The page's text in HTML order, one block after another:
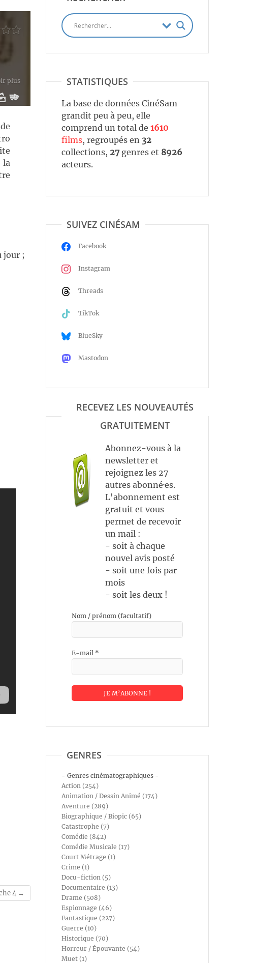
plus
la
jour ;
4 →
STATISTIQUES
La base de données CinéSam
grandit peu à peu, elle
comprend un total de 1610
films, regroupés en 32
collections, 27genres et 8926
acteurs.
SUIVEZ CINÉSAM
Facebook
Instagram
Threads
TikTok
BlueSky
Mastodon
RECEVEZ LES NOUVEAUTÉS
GRATUITEMENT
Abonnez-vous à la
newsletter et
rejoignez les 27
autres abonné·es.
L'abonnement est
gratuit et vous
permet de recevoir
un mail :
- soit à chaque
nouvel avis posté
- soit une fois par
mois
- soit les deux !
Nom / prénom (facultatif)
E-mail *
GENRES
- Genres cinématographiques -
Action (254)
Animation / Dessin Animé (174)
Aventure (289)
Biographique / Biopic (65)
Catastrophe (7)
Comédie (842)
Comédie Musicale (17)
Court Métrage (1)
Crime (1)
Docu-fiction (5)
Documentaire (13)
Drame (508)
Espionnage (46)
Fantastique (227)
Guerre (10)
Historique (70)
Horreur / Épouvante (54)
Muet (1)